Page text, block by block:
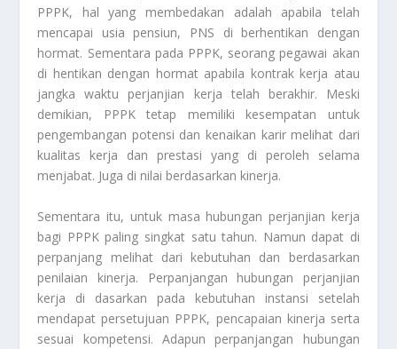
PPPK, hal yang membedakan adalah apabila telah
mencapai usia pensiun, PNS di berhentikan dengan
hormat. Sementara pada PPPK, seorang pegawai akan
di hentikan dengan hormat apabila kontrak kerja atau
jangka waktu perjanjian kerja telah berakhir.
Meski
demikian, PPPK tetap memiliki kesempatan untuk
pengembangan potensi dan kenaikan karir melihat dari
kualitas kerja dan prestasi yang di peroleh selama
menjabat. Juga di nilai berdasarkan kinerja.
Sementara itu, untuk masa hubungan perjanjian kerja
bagi PPPK paling singkat satu tahun. Namun dapat di
perpanjang melihat dari kebutuhan dan berdasarkan
penilaian kinerja. Perpanjangan hubungan perjanjian
kerja di dasarkan pada kebutuhan instansi setelah
mendapat persetujuan PPPK, pencapaian kinerja serta
sesuai kompetensi. Adapun perpanjangan hubungan